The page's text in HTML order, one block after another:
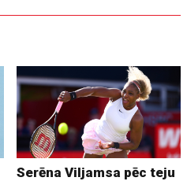
Serēna Viljamsa pēc teju